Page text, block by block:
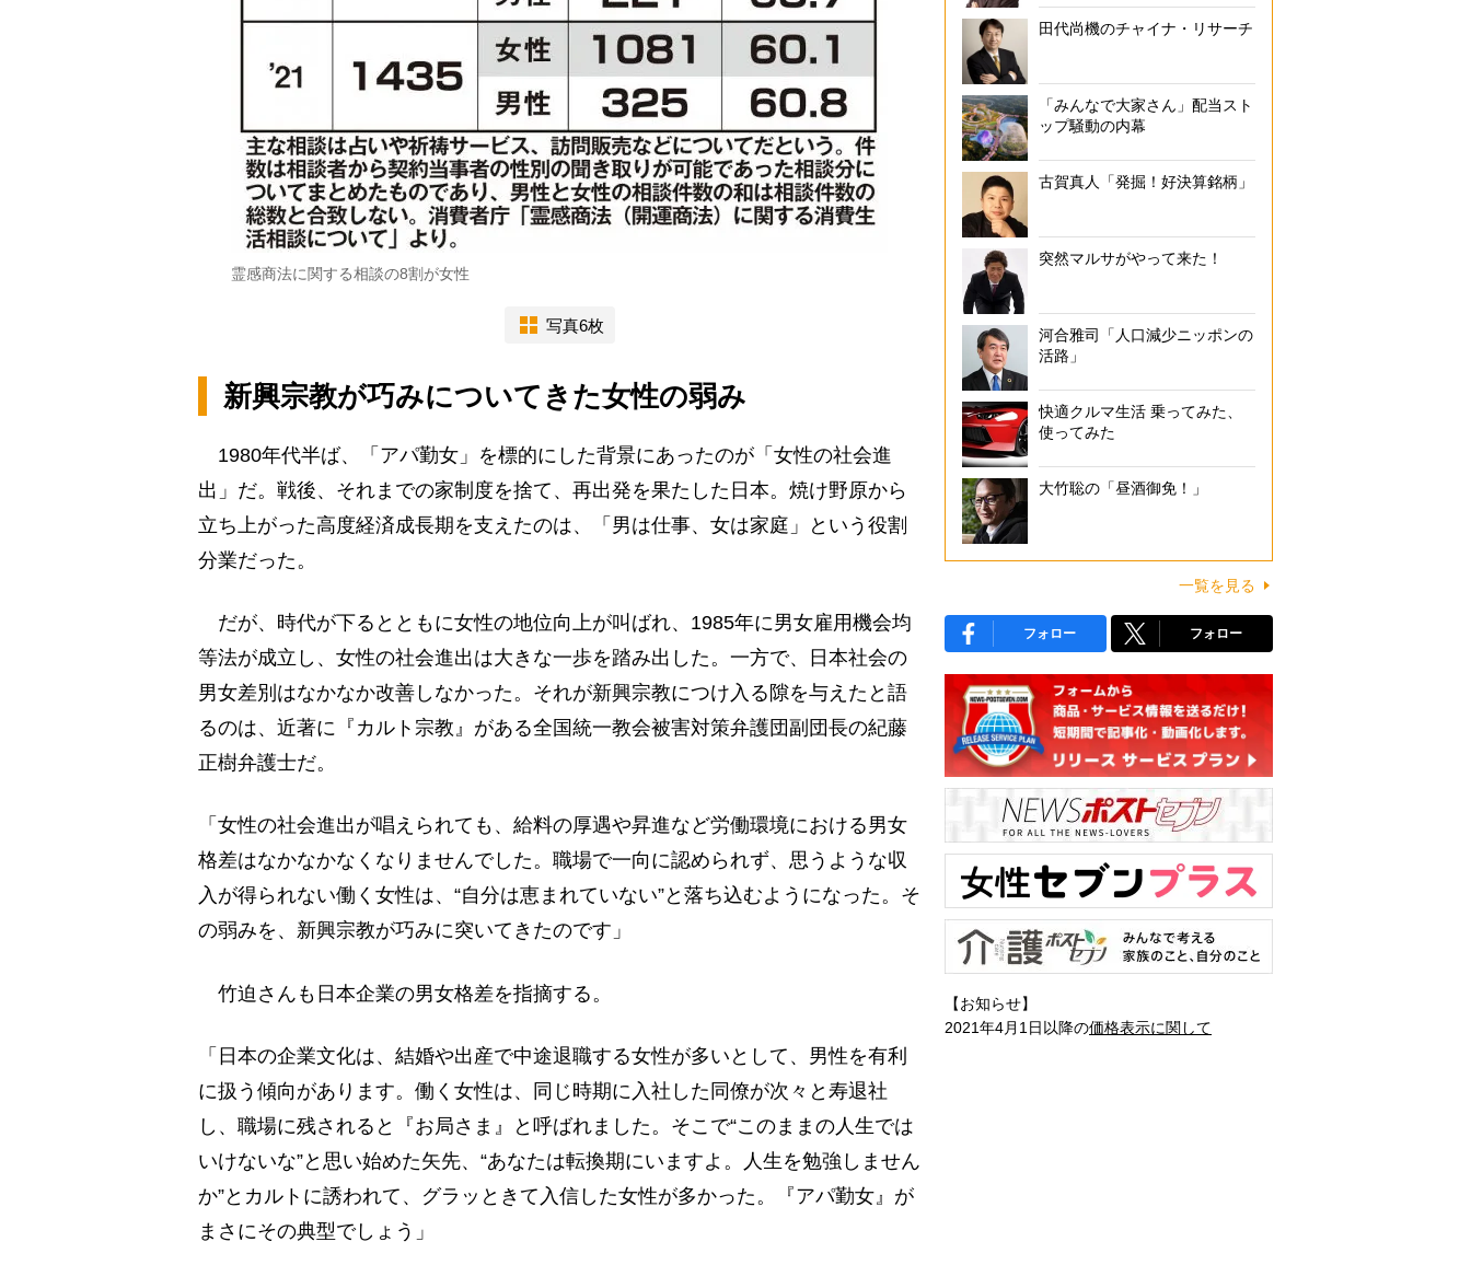
霊感商法に関する相談の8割が女性
写真6枚
新興宗教が巧みについてきた女性の弱み
1980年代半ば、「アパ勤女」を標的にした背景にあったのが「女性の社会進
出」だ。戦後、それまでの家制度を捨て、再出発を果たした日本。焼け野原から
立ち上がった高度経済成長期を支えたのは、「男は仕事、女は家庭」という役割
分業だった。
だが、時代が下るとともに女性の地位向上が叫ばれ、1985年に男女雇用機会均
等法が成立し、女性の社会進出は大きな一歩を踏み出した。一方で、日本社会の
男女差別はなかなか改善しなかった。それが新興宗教につけ入る隙を与えたと語
るのは、近著に『カルト宗教』がある全国統一教会被害対策弁護団副団長の紀藤
正樹弁護士だ。
「女性の社会進出が唱えられても、給料の厚遇や昇進など労働環境における男女
格差はなかなかなくなりませんでした。職場で一向に認められず、思うような収
入が得られない働く女性は、“自分は恵まれていない”と落ち込むようになった。そ
の弱みを、新興宗教が巧みに突いてきたのです」
竹迫さんも日本企業の男女格差を指摘する。
「日本の企業文化は、結婚や出産で中途退職する女性が多いとして、男性を有利
に扱う傾向があります。働く女性は、同じ時期に入社した同僚が次々と寿退社
し、職場に残されると『お局さま』と呼ばれました。そこで“このままの人生では
いけないな”と思い始めた矢先、“あなたは転換期にいますよ。人生を勉強しません
か”とカルトに誘われて、グラッときて入信した女性が多かった。『アパ勤女』が
まさにその典型でしょう」
田代尚機のチャイナ・リサーチ
「みんなで大家さん」配当スト
ップ騒動の内幕
古賀真人「発掘！好決算銘柄」
突然マルサがやって来た！
河合雅司「人口減少ニッポンの
活路」
快適クルマ生活 乗ってみた、
使ってみた
大竹聡の「昼酒御免！」
一覧を見る
フォロー フォロー
【お知らせ】
2021年4月1日以降の価格表示に関して